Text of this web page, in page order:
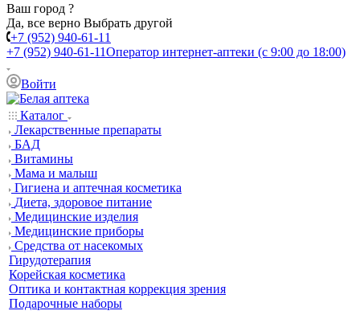
Ваш город ?
Да, все верно Выбрать другой
+7 (952) 940-61-11
+7 (952) 940-61-11Оператор интернет-аптеки (с 9:00 до 18:00)
Войти
Каталог
Лекарственные препараты
БАД
Витамины
Мама и малыш
Гигиена и аптечная косметика
Диета, здоровое питание
Медицинские изделия
Медицинские приборы
Средства от насекомых
Гирудотерапия
Корейская косметика
Оптика и контактная коррекция зрения
Подарочные наборы